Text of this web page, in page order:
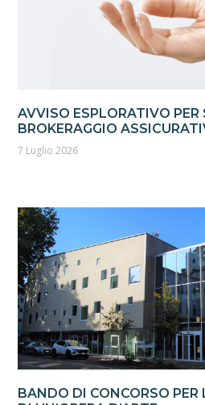
AVVISO ESPLORATIVO PER
BROKERAGGIO
7 Luglio 2026
BANDO DI CONCORSO